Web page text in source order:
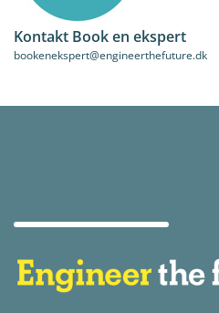
Kontakt Book en ekspert
bookenekspert@engineerthefuture.dk